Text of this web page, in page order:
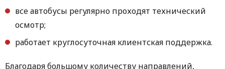
все автобусы регулярно проходят технический
осмотр;
работает круглосуточная клиентская поддержка.
Благодаря большому количеству направлений,